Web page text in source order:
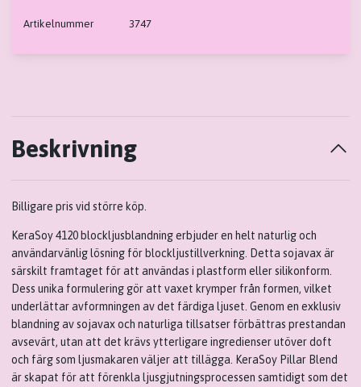
Artikelnummer 3747
Beskrivning
Billigare pris vid större köp.
KeraSoy 4120 blockljusblandning erbjuder en helt naturlig och
användarvänlig lösning för blockljustillverkning. Detta sojavax är
särskilt framtaget för att användas i plastform eller silikonform
Dess unika formulering gör att vaxet krymper från formen, vilket
underlättar avformningen av det färdiga ljuset. Genom en exklusiv
blandning av sojavax och naturliga tillsatser förbättras prestandan
avsevärt, utan att det krävs ytterligare ingredienser utöver doft
och färg som ljusmakaren väljer att tillägga. KeraSoy Pillar Blend
är skapat för att förenkla ljusgjutningsprocessen samtidigt som det